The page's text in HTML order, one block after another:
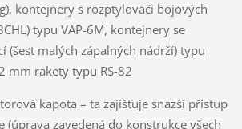
kontejnery s rozptylovači bojových
typu VAP-6M, kontejnery se
(šest malých zápalných nádrží) typu
mm rakety typu RS-82
kapota – ta zajišťuje snazší přístup
(úprava zavedená do konstrukce všech